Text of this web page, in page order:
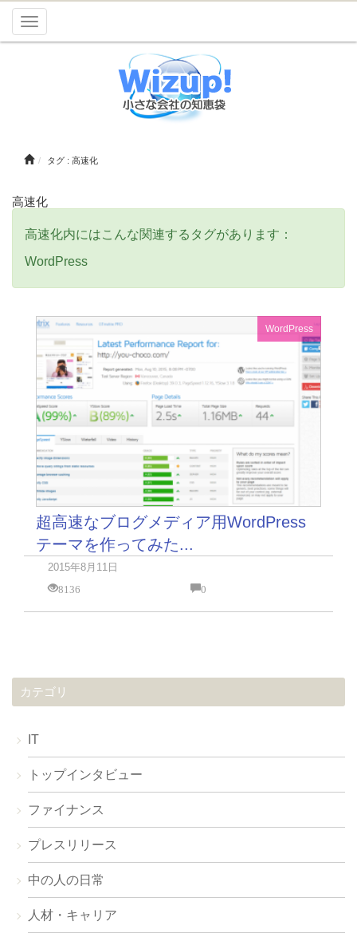
Toggle
タグ : 高速化
高速化
高速化内にはこんな関連するタグがあります：
WordPress
WordPress
超高速なブログメディア用WordPress
テーマを作ってみた...
2015年8月11日
8136
0
カテゴリ
IT
トップインタビュー
ファイナンス
プレスリリース
中の人の日常
人材・キャリア